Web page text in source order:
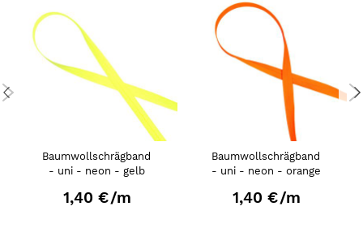
Baumwollschrägband
- uni - neon - gelb
1,40 €/m
Baumwollschrägband
- uni - neon - orange
1,40 €/m